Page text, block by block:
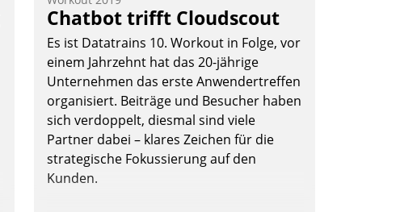
Chatbot trifft Cloudscout
Es ist Datatrains 10. Workout in Folge, vor
einem Jahrzehnt hat das 20-jährige
Unternehmen das erste Anwendertreffen
organisiert. Beiträge und Besucher haben
sich verdoppelt, diesmal sind viele
Partner dabei – klares Zeichen für die
strategische Fokussierung auf den
Kunden.